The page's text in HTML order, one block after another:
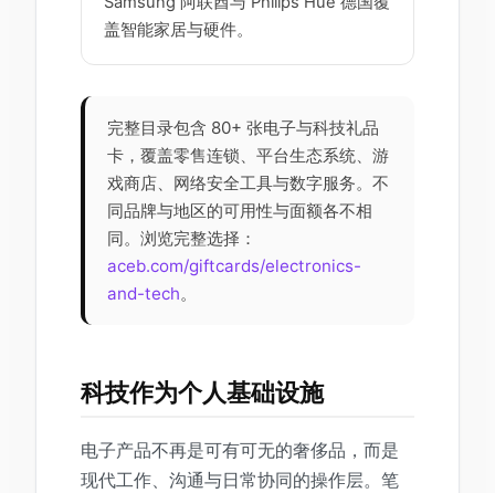
盖智能家居与硬件。
完整目录包含 80+ 张电子与科技礼品
卡，覆盖零售连锁、平台生态系统、游
戏商店、网络安全工具与数字服务。不
同品牌与地区的可用性与面额各不相
同。浏览完整选择：
aceb.com/giftcards/electronics-
and-tech。
科技作为个人基础设施
电子产品不再是可有可无的奢侈品，而是
现代工作、沟通与日常协同的操作层。笔